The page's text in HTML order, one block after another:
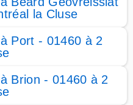
la Cluse
Port - 01460 à 2
Brion - 01460 à 2